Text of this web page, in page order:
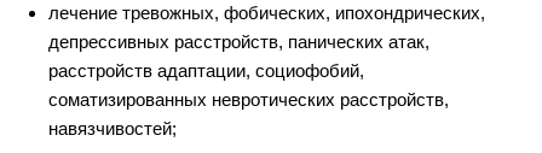
лечение тревожных, фобических, ипохондрических,
депрессивных расстройств, панических атак,
расстройств адаптации, социофобий,
соматизированных невротических расстройств,
навязчивостей;